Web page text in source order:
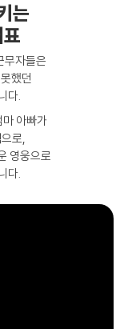
는
무자들은
했던
다.
아빠가
로,
영웅으로
다.